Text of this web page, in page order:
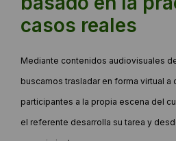
casos reales
Mediante contenidos audiovisuales
buscamos trasladar en forma virtual a
participantes a la propia escena del
el referente desarrolla su tarea y